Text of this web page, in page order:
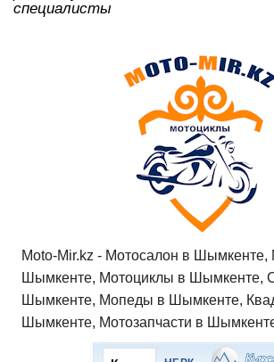
специалисты
Moto-Mir.kz - Мотосалон в Шымкенте,
Шымкенте, Мотоциклы в Шымкенте,
Шымкенте, Мопеды в Шымкенте,
Шымкенте, Мотозапчасти в